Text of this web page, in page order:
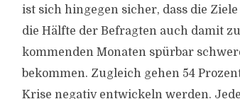
ist sich hingegen sicher, dass die
die Hälfte der Befragten auch damit
kommenden Monaten spürbar
bekommen. Zugleich gehen 54
Krise negativ entwickeln werden.